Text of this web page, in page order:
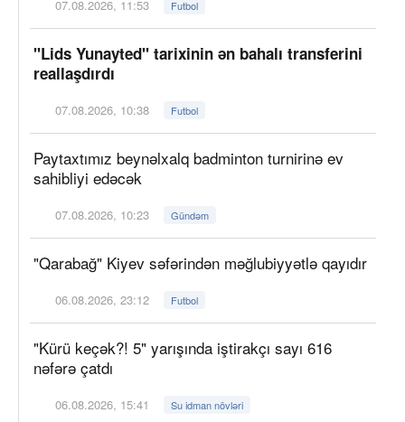
07.08.2026, 11:53 Futbol
"Lids Yunayted" tarixinin ən bahalı transferini
reallaşdırdı
07.08.2026, 10:38 Futbol
Paytaxtımız beynəlxalq badminton turnirinə ev
sahibliyi edəcək
07.08.2026, 10:23 Gündəm
"Qarabağ" Kiyev səfərindən məğlubiyyətlə qayıdır
06.08.2026, 23:12 Futbol
"Kürü keçək?! 5" yarışında iştirakçı sayı 616
nəfərə çatdı
06.08.2026, 15:41 Su idman növləri